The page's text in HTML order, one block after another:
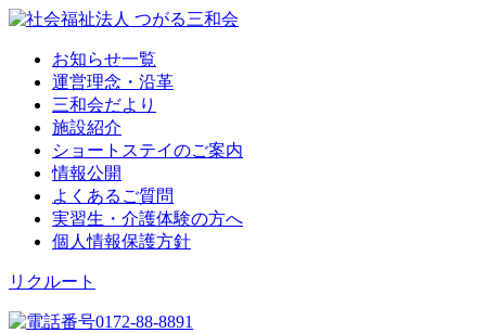
お知らせ一覧
運営理念・沿革
三和会だより
施設紹介
ショートステイのご案内
情報公開
よくあるご質問
実習生・介護体験の方へ
個人情報保護方針
リクルート